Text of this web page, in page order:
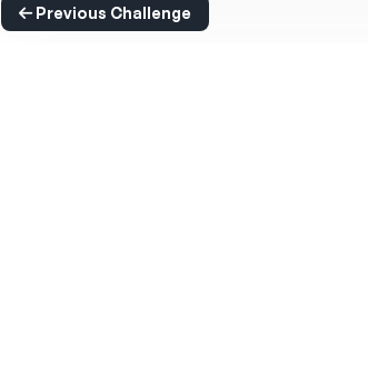
Previous Challenge